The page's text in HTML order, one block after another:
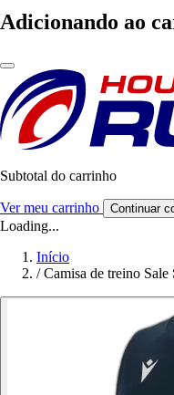
Adicionando ao
Subtotal do carrinho
Ver meu carrinho Continuar
Loading...
Início
/ Camisa de treino